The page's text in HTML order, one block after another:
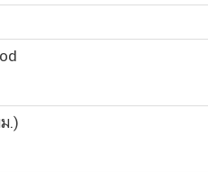
.)